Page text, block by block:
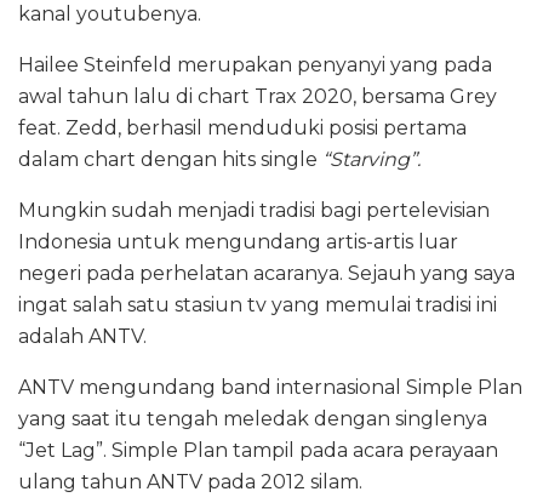
kanal youtubenya.
Hailee Steinfeld merupakan penyanyi yang pada
awal tahun lalu di chart Trax 2020, bersama Grey
feat. Zedd, berhasil menduduki posisi pertama
dalam chart dengan hits single “Starving”.
Mungkin sudah menjadi tradisi bagi pertelevisian
Indonesia untuk mengundang artis-artis luar
negeri pada perhelatan acaranya. Sejauh yang saya
ingat salah satu stasiun tv yang memulai tradisi ini
adalah ANTV.
ANTV mengundang band internasional Simple Plan
yang saat itu tengah meledak dengan singlenya
“Jet Lag”. Simple Plan tampil pada acara perayaan
ulang tahun ANTV pada 2012 silam.